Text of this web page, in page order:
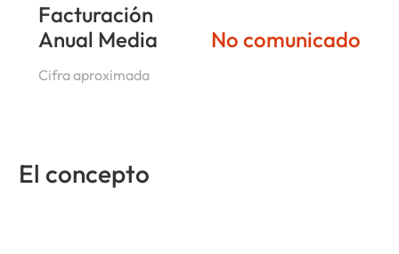
Facturación
Anual Media
Cifra aproximada
No comunicado
El concepto